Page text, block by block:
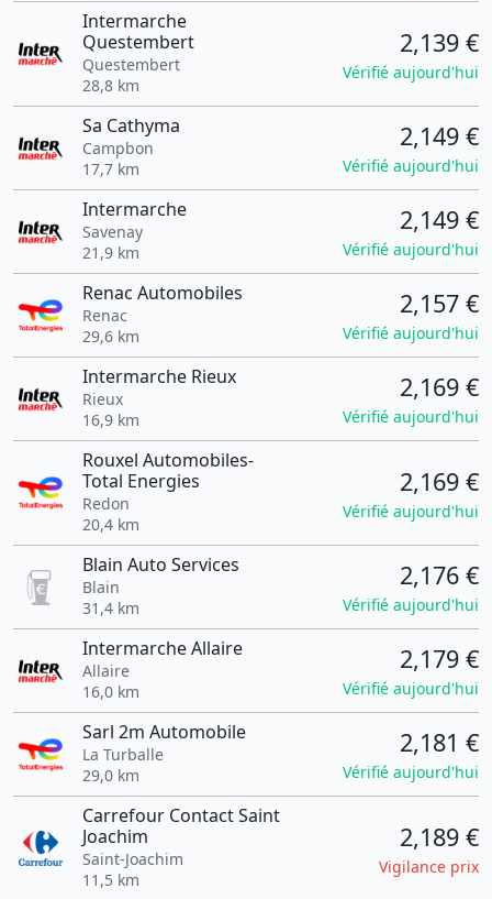
Intermarche
Questembert
Questembert
28,8 km
2,139 €
Vérifié aujourd'hui
Sa Cathyma
Campbon
17,7 km
2,149 €
Vérifié aujourd'hui
Intermarche
Savenay
21,9 km
2,149 €
Vérifié aujourd'hui
Renac Automobiles
Renac
29,6 km
2,157 €
Vérifié aujourd'hui
Intermarche Rieux
Rieux
16,9 km
2,169 €
Vérifié aujourd'hui
Rouxel Automobiles-
Total Energies
Redon
20,4 km
2,169 €
Vérifié aujourd'hui
Blain Auto Services
Blain
31,4 km
2,176 €
Vérifié aujourd'hui
Intermarche Allaire
Allaire
16,0 km
2,179 €
Vérifié aujourd'hui
Sarl 2m Automobile
La Turballe
29,0 km
2,181 €
Vérifié aujourd'hui
Carrefour Contact Saint
Joachim
Saint-Joachim
11,5 km
2,189 €
Vigilance prix